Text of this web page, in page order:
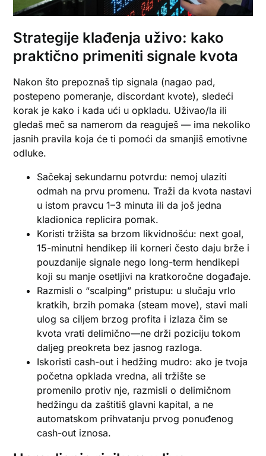
Strategije klađenja uživo: kako
praktično primeniti signale kvota
Nakon što prepoznaš tip signala (nagao pad,
postepeno pomeranje, discordant kvote), sledeći
korak je kako i kada ući u opkladu. Uživao/la ili
gledaš meč sa namerom da reaguješ — ima nekoliko
jasnih pravila koja će ti pomoći da smanjiš emotivne
odluke.
Sačekaj sekundarnu potvrdu: nemoj ulaziti
odmah na prvu promenu. Traži da kvota nastavi
u istom pravcu 1–3 minuta ili da još jedna
kladionica replicira pomak.
Koristi tržišta sa brzom likvidnošću: next goal,
15-minutni hendikep ili korneri često daju brže i
pouzdanije signale nego long-term hendikepi
koji su manje osetljivi na kratkoročne događaje.
Razmisli o “scalping” pristupu: u slučaju vrlo
kratkih, brzih pomaka (steam move), stavi mali
ulog sa ciljem brzog profita i izlaza čim se
kvota vrati delimično—ne drži poziciju tokom
daljeg preokreta bez jasnog razloga.
Iskoristi cash-out i hedžing mudro: ako je tvoja
početna opklada vredna, ali tržište se
promenilo protiv nje, razmisli o delimičnom
hedžingu da zaštitiš glavni kapital, a ne
automatskom prihvatanju prvog ponuđenog
cash-out iznosa.